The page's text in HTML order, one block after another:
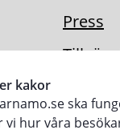
kakor
ska
vi hur våra
Press